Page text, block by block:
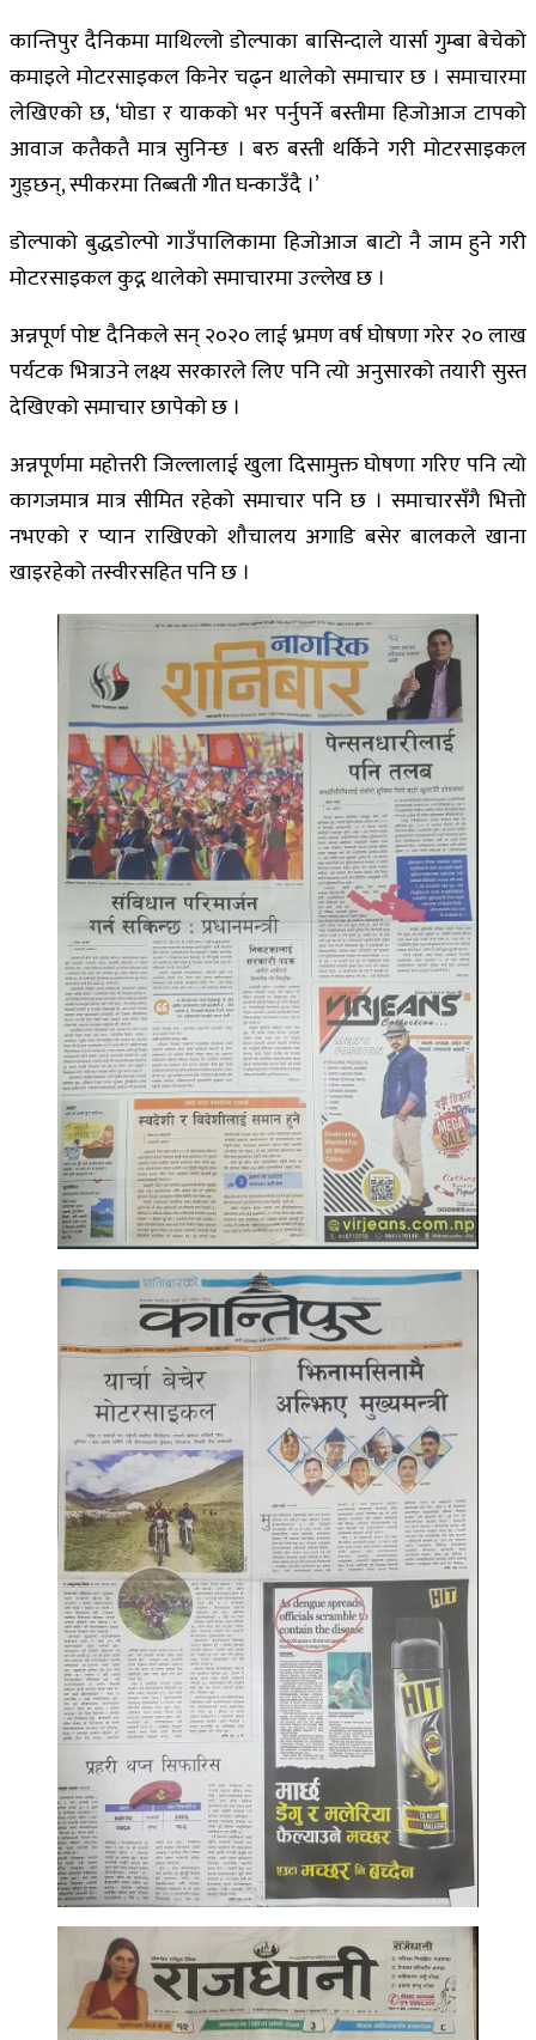
कान्तिपुर दैनिकमा माथिल्लो डोल्पाका बासिन्दाले यार्सा गुम्बा बेचेको
कमाइले मोटरसाइकल किनेर चढ्न थालेको समाचार छ । समाचारमा
लेखिएको छ, ‘घोडा र याकको भर पर्नुपर्ने बस्तीमा हिजोआज टापको
आवाज कतैकतै मात्र सुनिन्छ । बरु बस्ती थर्किने गरी मोटरसाइकल
गुड्छन्, स्पीकरमा तिब्बती गीत घन्काउँदै ।’
डोल्पाको बुद्धडोल्पो गाउँपालिकामा हिजोआज बाटो नै जाम हुने गरी
मोटरसाइकल कुद्न थालेको समाचारमा उल्लेख छ ।
अन्नपूर्ण पोष्ट दैनिकले सन् २०२० लाई भ्रमण वर्ष घोषणा गरेर २० लाख
पर्यटक भित्राउने लक्ष्य सरकारले लिए पनि त्यो अनुसारको तयारी सुस्त
देखिएको समाचार छापेको छ ।
अन्नपूर्णमा महोत्तरी जिल्लालाई खुला दिसामुक्त घोषणा गरिए पनि त्यो
कागजमात्र मात्र सीमित रहेको समाचार पनि छ । समाचारसँगै भित्तो
नभएको र प्यान राखिएको शौचालय अगाडि बसेर बालकले खाना
खाइरहेको तस्वीरसहित पनि छ ।